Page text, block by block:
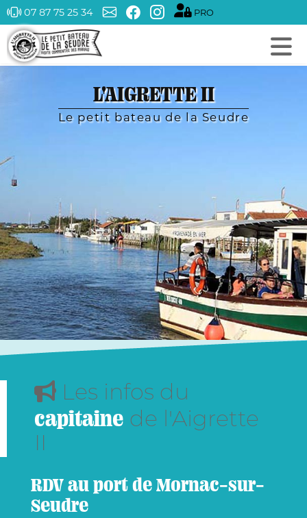
07 87 75 25 34 PRO
L'AIGRETTE II
Le petit bateau de la Seudre
Les infos du
capitaine de l'Aigrette
II
RDV au port de Mornac-sur-
Seudre